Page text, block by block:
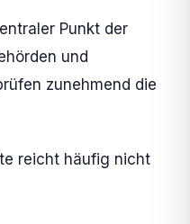
Punkt der
und
zunehmend die
reicht häufig nicht